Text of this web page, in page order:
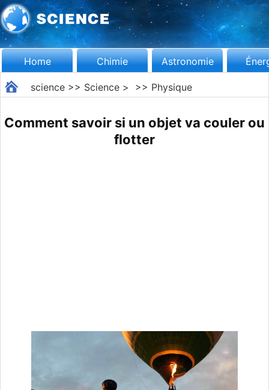
Home Chimie Astronomie
science>> Science> >> Physique
Comment savoir si un objet va couler ou
flotter